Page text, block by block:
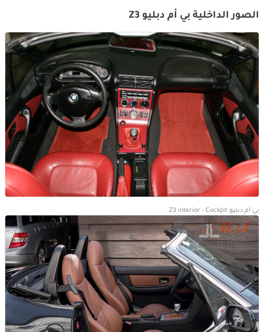
الصور الداخلية بي أم دبليو Z3
بي أم دبليو Z3 interior - Cockpit